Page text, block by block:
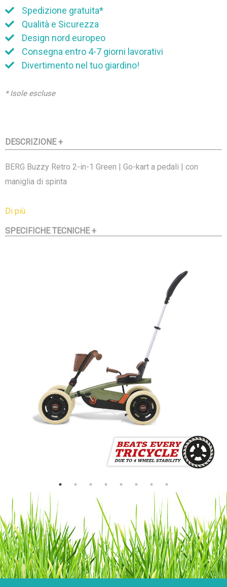
Spedizione gratuita*
Qualità e Sicurezza
Design nord europeo
Consegna entro 4-7 giorni lavorativi
Divertimento nel tuo giardino!
* Isole escluse
DESCRIZIONE +
BERG Buzzy Retro 2-in-1 Green | Go-kart a pedali | con
maniglia di spinta
è riservato solo ai veri eroi del go-kart! Un BERG Buzzy con
bellissimi pneumatici, è davvero il go-kart più bello del
BERG Buzzy Retro 2-in-1 Green è il membro della famiglia
Buzzy con un design fuoristrada magnifico. Grazie a quattro
pneumatici EVA super resistenti, le gomme bucate sono un
ricordo del passato e il go-kart è super sicuro e stabile. Il go-
kart può andare sia in avanti che all'indietro. Il go-kart può
fermarsi completamente in pochi secondi. Il BERG Buzzy
Retro 2-in-1 Green è adatto ai bambini dai 2 ai 5 anni. Il
volante e il sedile sono entrambi facili da regolare.
Il go-kart non solo ha un bell'aspetto, per i bambini piccoli è
uno strumento ideale per imparare a pedalare. Prima con i
tempo corrono per casa, in giardino o nel quartiere!
• Ogni bambino impara a guidare con estrema facilità
grazie al movimento diretto e all'ergonomia unica.
• Il bambino ha sempre il controllo del manubrio e dei pedali
perché possono essere utilizzati separatamente.
• Silenziosi pneumatici EVA che non si sgonfiano mai.
Di più
SPECIFICHE TECNICHE +